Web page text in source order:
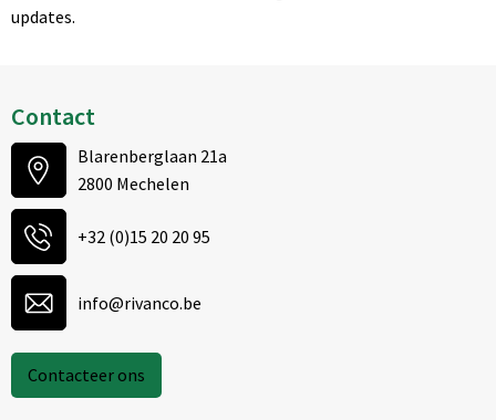
updates.
Contact
Blarenberglaan 21a
2800 Mechelen
+32 (0)15 20 20 95
info@rivanco.be
Contacteer ons